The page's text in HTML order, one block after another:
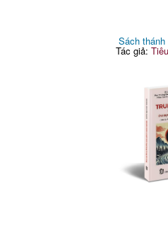
Sách
Tác giả: